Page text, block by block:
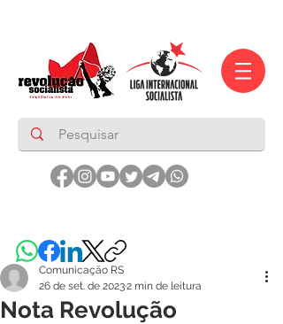
Nota Revolução
Comunicação RS
26 de set. de 20232 min de leitura